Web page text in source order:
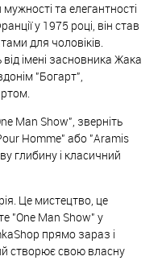
та елегантності
у 1975 році, він став
для чоловіків.
імені засновника Жака
"Богарт",
Man Show", зверніть
Homme" або "Aramis
глибину і класичний
Це мистецтво, це
"One Man Show" у
прямо зараз і
створює свою власну